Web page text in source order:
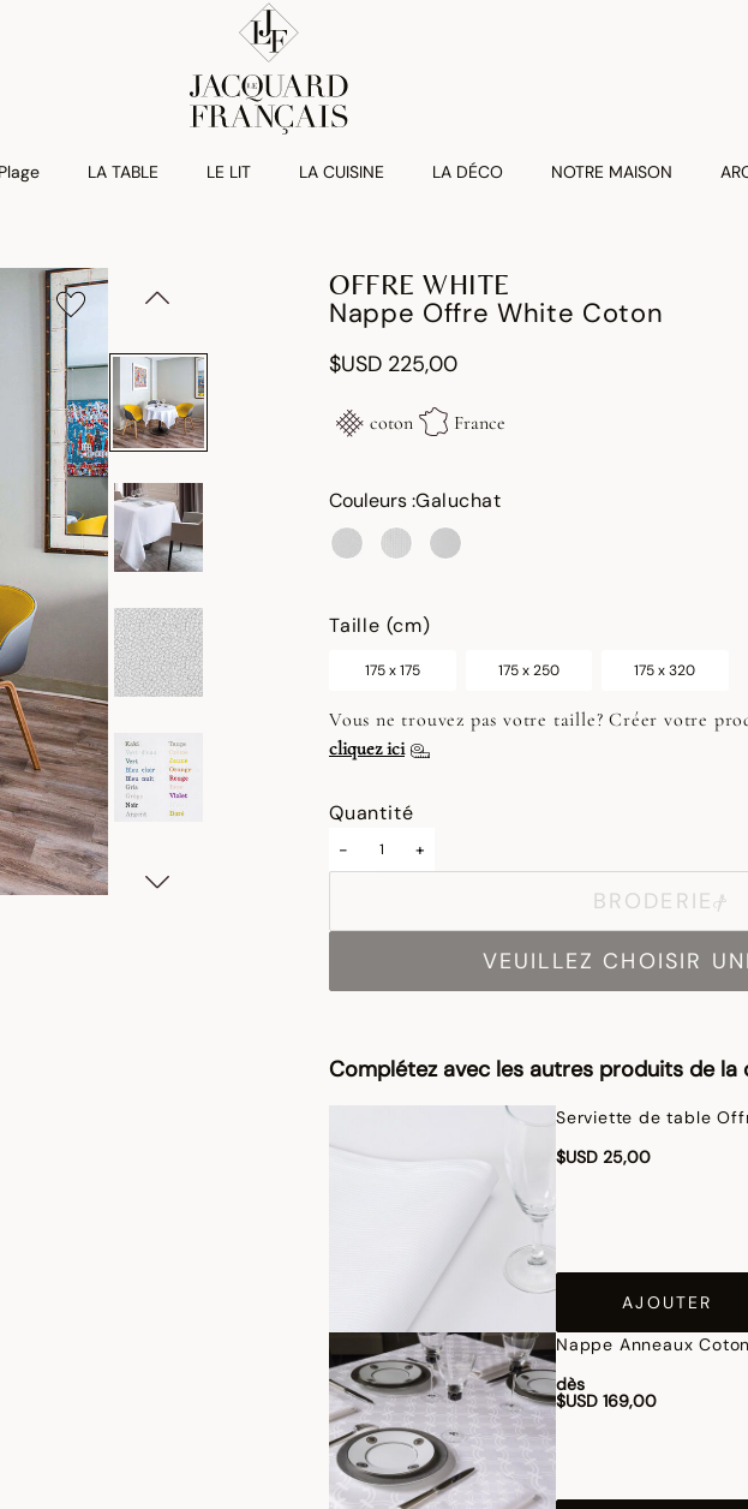
LA TABLE LE LIT LA CUISINE LA DÉCO NOTRE MAISON
OFFRE WHITE
Nappe Offre White Coton
$USD 225,00
coton France
Couleurs :Galuchat
Taille (cm)
175 x 175 175 x 250 175 x 320
Vous ne trouvez pas votre taille? Créer votre
cliquez ici
Quantité
- +
BRODERIE
VEUILLEZ CHOISIR
Complétez avec les autres produits de la
Serviette de table
$USD 25,00
AJOUTER
Nappe Anneaux Coton
dès
$USD 169,00